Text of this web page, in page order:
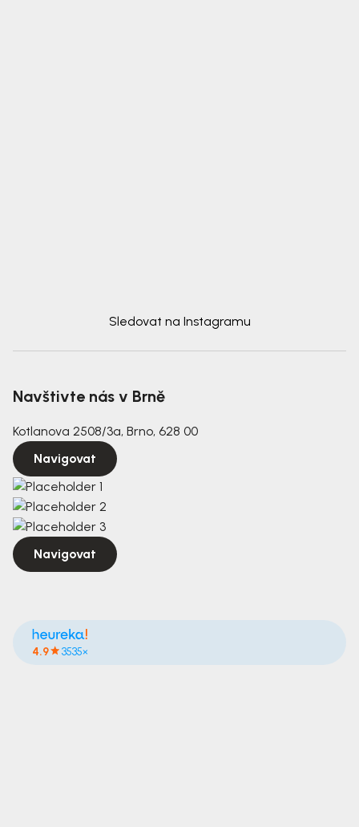
Sledovat na Instagramu
Navštivte nás v Brně
Kotlanova 2508/3a, Brno, 628 00
Navigovat
Navigovat
4.9 3535×